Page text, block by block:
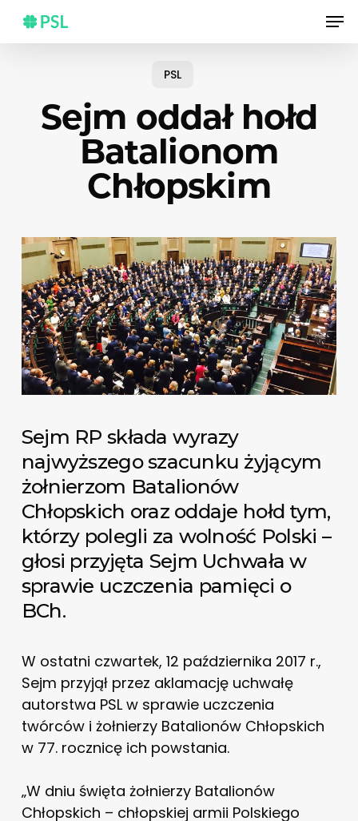
main
PSL
Sejm oddał hołd
Batalionom
Chłopskim
Sejm RP składa wyrazy
najwyższego szacunku żyjącym
żołnierzom Batalionów
Chłopskich oraz oddaje hołd tym,
którzy polegli za wolność Polski –
głosi przyjęta Sejm Uchwała w
sprawie uczczenia pamięci o
BCh.
W ostatni czwartek, 12 października 2017 r.,
Sejm przyjął przez aklamację uchwałę
autorstwa PSL w sprawie uczczenia
twórców i żołnierzy Batalionów Chłopskich
w 77. rocznicę ich powstania.
„W dniu święta żołnierzy Batalionów
Chłopskich – chłopskiej armii Polskiego